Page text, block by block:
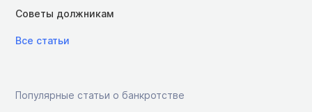
Советы должникам
Все статьи
Популярные статьи о банкротстве